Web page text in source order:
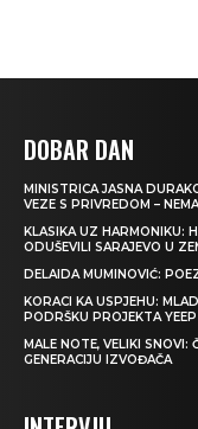
DOBAR DAN
MINISTRICA JASNA
VEZE S PRIVREDOM –
KLASIKA UZ HARMONIKU:
ODUŠEVILI SARAJEVO U
DELAIDA MUMINOVIĆ:
KORACI KA USPJEHU:
PODRŠKU PROJEKTA YEEP
MALE NOTE, VELIKI SNOVI:
GENERACIJU IZVOĐAČA